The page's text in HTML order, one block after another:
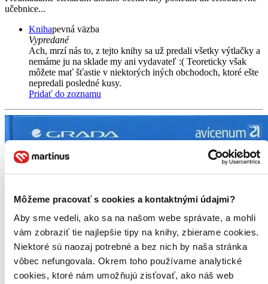
Môžeme pracovať s cookies a kontaktnými údajmi?
Aby sme vedeli, ako sa na našom webe správate, a mohli
vám zobraziť tie najlepšie tipy na knihy, zbierame cookies.
Niektoré sú naozaj potrebné a bez nich by naša stránka
vôbec nefungovala. Okrem toho používame analytické
cookies, ktoré nám umožňujú zisťovať, ako náš web
učebnice...
Knihapevná väzba
Vypredané
Ach, mrzí nás to, z tejto knihy sa už predali všetky výtlačky a
nemáme ju na sklade my ani vydavateľ :( Teoreticky však
môžete mať šťastie v niektorých iných obchodoch, ktoré ešte
nepredali posledné kusy.
Pridať do zoznamu